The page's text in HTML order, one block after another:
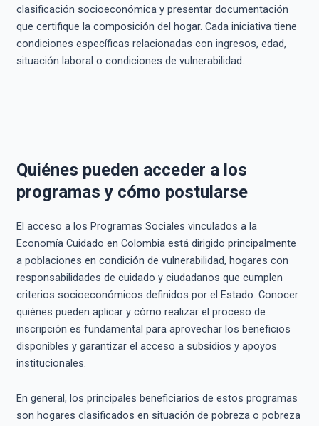
clasificación socioeconómica y presentar documentación
que certifique la composición del hogar. Cada iniciativa tiene
condiciones específicas relacionadas con ingresos, edad,
situación laboral o condiciones de vulnerabilidad.
Quiénes pueden acceder a los
programas y cómo postularse
El acceso a los Programas Sociales vinculados a la
Economía Cuidado en Colombia está dirigido principalmente
a poblaciones en condición de vulnerabilidad, hogares con
responsabilidades de cuidado y ciudadanos que cumplen
criterios socioeconómicos definidos por el Estado. Conocer
quiénes pueden aplicar y cómo realizar el proceso de
inscripción es fundamental para aprovechar los beneficios
disponibles y garantizar el acceso a subsidios y apoyos
institucionales.
En general, los principales beneficiarios de estos programas
son hogares clasificados en situación de pobreza o pobreza